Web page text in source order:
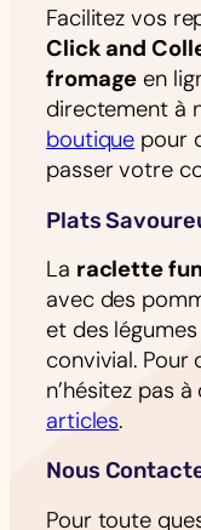
Facilitez vos
Click and
fromage en
directement à
boutique pour
passer votre
Plats
La raclette
avec des
et des
convivial. Pour
n’hésitez pas
articles.
Nous
Pour toute